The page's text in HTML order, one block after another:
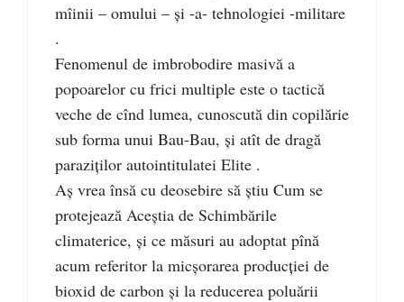
mîinii – omului – și -a- tehnologiei -militare
.
Fenomenul de imbrobodire masivă a
popoarelor cu frici multiple este o tactică
veche de cînd lumea, cunoscută din copilărie
sub forma unui Bau-Bau, și atît de dragă
paraziților autointitulatei Elite .
Aș vrea însă cu deosebire să știu Cum se
protejează Aceștia de Schimbările
climaterice, și ce măsuri au adoptat pînă
acum referitor la micșorarea producției de
bioxid de carbon și la reducerea poluării